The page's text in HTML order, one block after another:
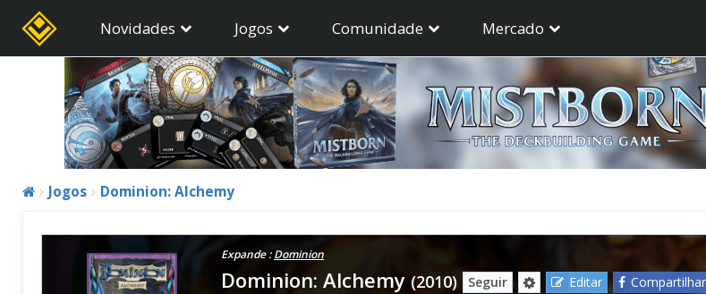
Novidades Jogos Comunidade Mercado
Jogos Dominion: Alchemy
Expande :Dominion
Dominion: Alchemy (2010) Seguir Editar
Compartilhar